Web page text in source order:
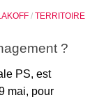
/ TERRITOIRE
?
PS, est
mai, pour